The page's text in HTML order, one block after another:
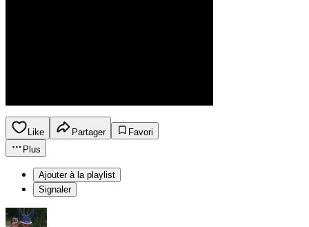
Like Partager
Favori
Plus
Ajouter à la playlist
Signaler